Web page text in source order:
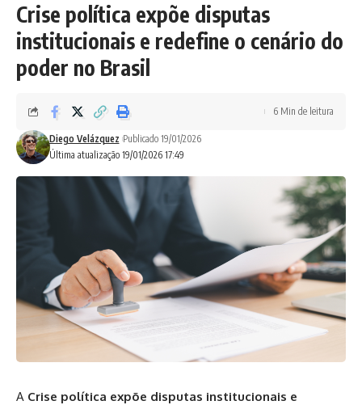
Crise política expõe disputas
institucionais e redefine o cenário do
poder no Brasil
Última atualização 19/01/2026 17:49
Diego Velázquez Publicado 19/01/2026
6 Min de leitura
A Crise política expõe disputas institucionais e